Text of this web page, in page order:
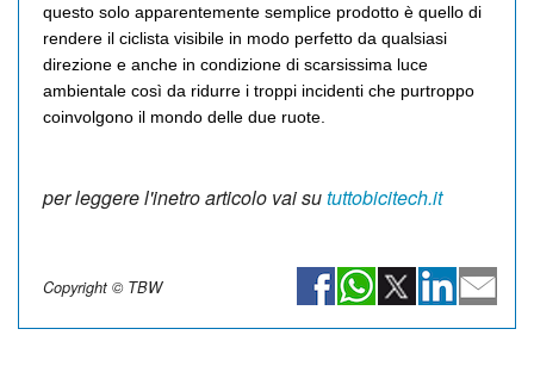
questo solo apparentemente semplice prodotto è quello di
rendere il ciclista visibile in modo perfetto da qualsiasi
direzione e anche in condizione di scarsissima luce
ambientale così da ridurre i troppi incidenti che purtroppo
coinvolgono il mondo delle due ruote.
per leggere l'inetro articolo vai sututtobicitech.it
Copyright © TBW